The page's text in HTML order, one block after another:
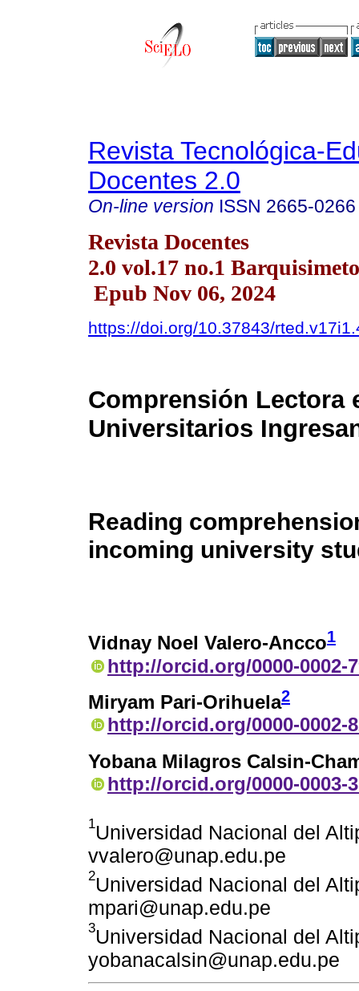
Revista Tecnológica-
Docentes 2.0
On-line version ISSN 2665-0266
Revista Docentes
2.0 vol.17 no.1
Epub Nov 06, 2024
https://doi.org/10.37843/
Comprensión Lectora
Universitarios
Reading
incoming university
Vidnay Noel Valero-Ancco1
http://orcid.org/0000-0002-
Miryam Pari-Orihuela2
http://orcid.org/0000-0002-
Yobana Milagros Calsin-
http://orcid.org/0000-0003-
1Universidad Nacional del
vvalero@unap.edu.pe
2Universidad Nacional del
mpari@unap.edu.pe
3Universidad Nacional del
yobanacalsin@unap.edu.pe